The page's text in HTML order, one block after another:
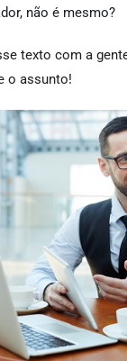
não é mesmo?
texto com a
o assunto!